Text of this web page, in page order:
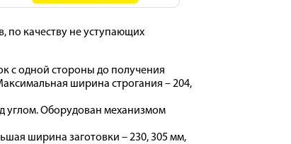
по качеству не уступающих
с одной стороны до получения
ширина строгания – 204,
углом. Оборудован механизмом
ширина заготовки – 230, 305 мм,